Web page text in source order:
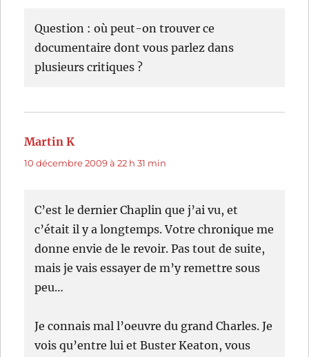
Question : où peut-on trouver ce
documentaire dont vous parlez dans
plusieurs critiques ?
Martin K
10 décembre 2009 à 22 h 31 min
C’est le dernier Chaplin que j’ai vu, et
c’était il y a longtemps. Votre chronique me
donne envie de le revoir. Pas tout de suite,
mais je vais essayer de m’y remettre sous
peu…
Je connais mal l’oeuvre du grand Charles. Je
vois qu’entre lui et Buster Keaton, vous